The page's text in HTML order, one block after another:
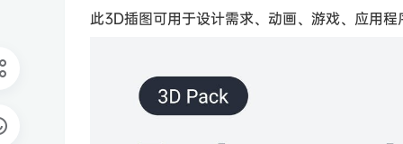
此3D插图可用于设计需求、动画、游戏、应用